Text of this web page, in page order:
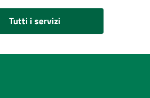
Tutti i servizi